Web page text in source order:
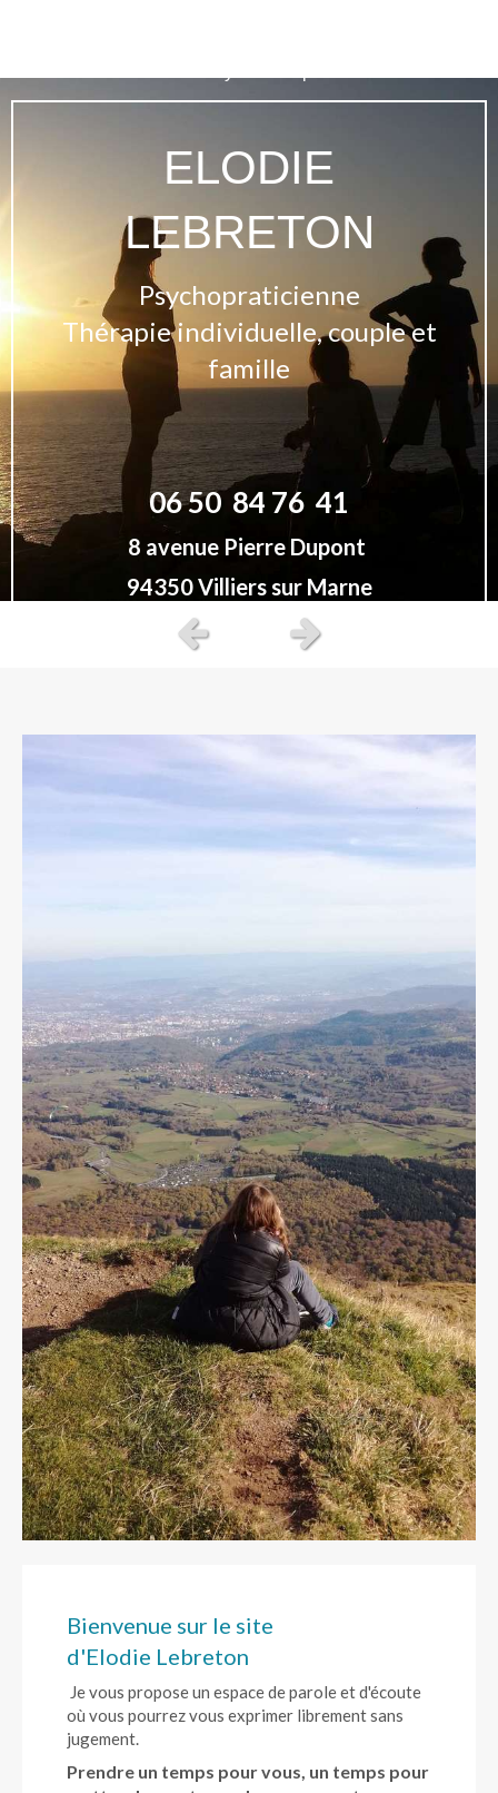
ELODIE
LEBRETON
Psychopraticienne
Thérapie individuelle, couple et
famille
06 50 84 76 41
8 avenue Pierre Dupont
94350 Villiers sur Marne
Slide précédentSlide suivant
Bienvenue sur le site
d'Elodie Lebreton
Je vous propose un espace de parole et d'écoute
où vous pourrez vous exprimer librement sans
jugement.
Prendre un temps pour vous, un temps pour